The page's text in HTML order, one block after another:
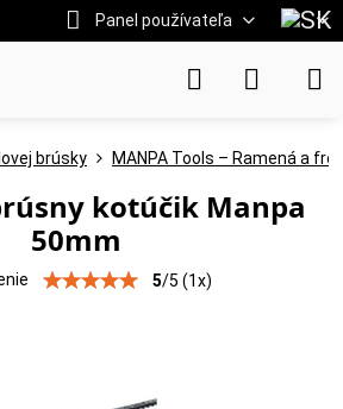
Panel používateľa
brúsky MANPA Tools – Ramená a
kotúčik Manpa
50mm
5/5 (1x)